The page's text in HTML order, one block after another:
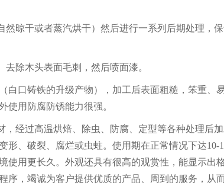
然晾干或者蒸汽烘干）然后进行一系列后期处理，
去除木头表面毛刺，然后喷面漆。
白口铸铁的升级产物），加工后表面粗糙，笨重、
使用防腐防锈能力很强。
经过高温烘焙、除虫、防腐、定型等各种处理后
、破裂、腐烂或虫蛀。使用期在正常情况下达10-
使用更长久。外观还具有很高的观赏性，能显示出
序，竭诚为客户提供优质的产品、周到的服务，从